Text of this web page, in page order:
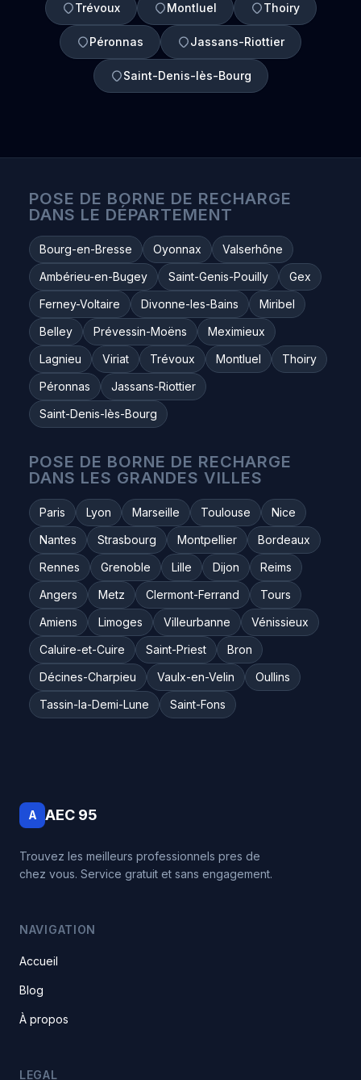
Trévoux Montluel Thoiry
Péronnas Jassans-Riottier
Saint-Denis-lès-Bourg
POSE DE BORNE DE RECHARGE
DANS LE DÉPARTEMENT
Bourg-en-Bresse Oyonnax
Valserhône
Ambérieu-en-Bugey
Saint-Genis-Pouilly
Gex
Ferney-Voltaire
Divonne-les-Bains
Miribel
Belley
Prévessin-Moëns
Meximieux
Lagnieu
Viriat Trévoux Montluel
Thoiry
Péronnas
Jassans-Riottier
Saint-Denis-lès-Bourg
POSE DE BORNE DE RECHARGE
DANS LES GRANDES VILLES
Paris Lyon Marseille Toulouse
Nice
Nantes
Strasbourg Montpellier
Bordeaux
Rennes
Grenoble Lille Dijon
Reims
Angers
Metz Clermont-Ferrand
Tours
Amiens
Limoges Villeurbanne
Vénissieux
Caluire-et-Cuire
Saint-Priest
Bron
Décines-Charpieu
Vaulx-en-Velin
Oullins
Tassin-la-Demi-Lune
Saint-Fons
A AEC 95
Trouvez les meilleurs professionnels pres de
chez vous. Service gratuit et sans engagement.
NAVIGATION
Accueil
Blog
À propos
LEGAL